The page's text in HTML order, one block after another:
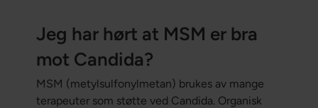
Jeg har hørt at MSM er bra
mot Candida?
MSM (metylsulfonylmetan) brukes av mange
terapeuter som støtte ved Candida. Organisk